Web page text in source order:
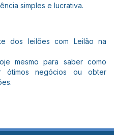
simples e lucrativa.
dos leilões com Leilão na
mesmo para saber como
ótimos negócios ou obter